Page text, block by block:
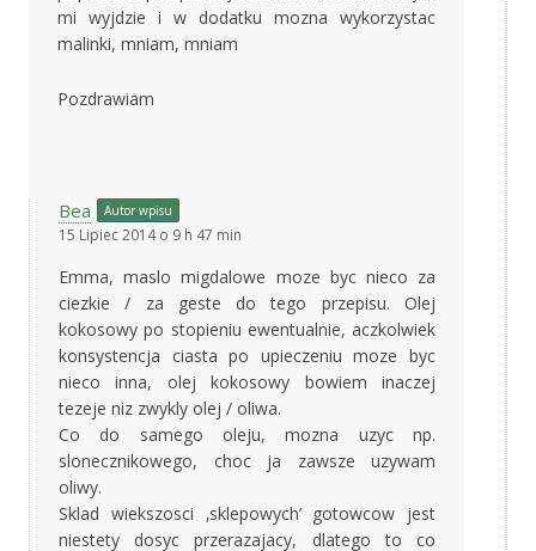
mi wyjdzie i w dodatku mozna wykorzystac
malinki, mniam, mniam
Pozdrawiam
Bea Autor wpisu
15 Lipiec 2014 o 9 h 47 min
Emma, maslo migdalowe moze byc nieco za
ciezkie / za geste do tego przepisu. Olej
kokosowy po stopieniu ewentualnie, aczkolwiek
konsystencja ciasta po upieczeniu moze byc
nieco inna, olej kokosowy bowiem inaczej
tezeje niz zwykly olej / oliwa.
Co do samego oleju, mozna uzyc np.
slonecznikowego, choc ja zawsze uzywam
oliwy.
Sklad wiekszosci ‚sklepowych’ gotowcow jest
niestety dosyc przerazajacy, dlatego to co